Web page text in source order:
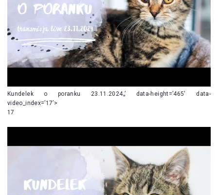
Kundelek o poranku 23.11.2024„’ data-height=’465′ data-
video_index=’17’>
17